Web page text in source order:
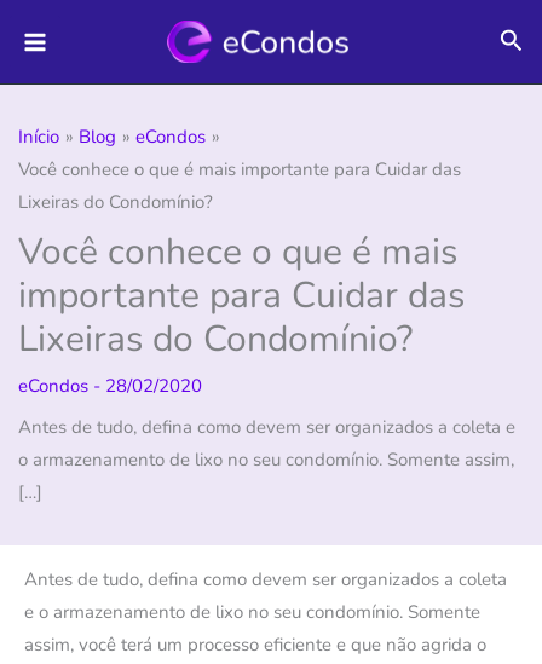
para
o
Início Blog
eCondos
Você conhece o que é mais importante para Cuidar das
Lixeiras do Condomínio?
Você conhece o que é mais
importante para Cuidar das
Lixeiras do Condomínio?
eCondos - 28/02/2020
Antes de tudo, defina como devem ser organizados a coleta e
o armazenamento de lixo no seu condomínio. Somente assim,
[…]
Antes de tudo, defina como devem ser organizados a coleta
e o armazenamento de lixo no seu condomínio. Somente
assim, você terá um processo eficiente e que não agrida o